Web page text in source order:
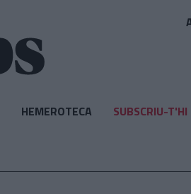
HEMEROTECA SUBSCRIU-T'HI